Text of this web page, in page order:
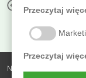
PIĘKNA
Nobless Polska Zbigniew
Przeczytaj
Przeczytaj